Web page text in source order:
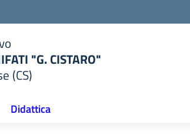
"G. CISTARO"
(CS)
Didattica